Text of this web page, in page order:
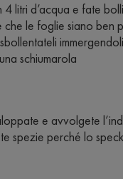
litri d’acqua e fate
le foglie siano ben
schiumarola
e avvolgete
spezie perché lo